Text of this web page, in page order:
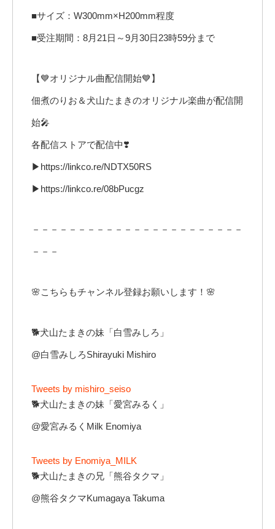
■サイズ：W300mm×H200mm程度
■受注期間：8月21日～9月30日23時59分まで
【💙オリジナル曲配信開始💙】
佃煮のりお＆犬山たまきのオリジナル楽曲が配信開
始🎤
各配信ストアで配信中❣️
▶https://linkco.re/NDTX50RS
▶https://linkco.re/08bPucgz
－－－－－－－－－－－－－－－－－－－－－－－
－－－
🌸こちらもチャンネル登録お願いします！🌸
🐕犬山たまきの妹「白雪みしろ」
@白雪みしろShirayuki Mishiro
Tweets by mishiro_seiso
🐕犬山たまきの妹「愛宮みるく」
@愛宮みるくMilk Enomiya
Tweets by Enomiya_MILK
🐕犬山たまきの兄「熊谷タクマ」
@熊谷タクマKumagaya Takuma